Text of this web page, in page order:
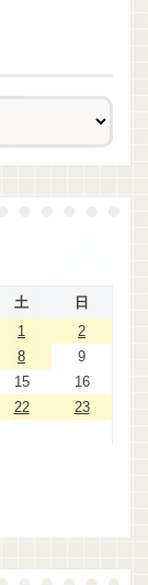
土
日
1
2
8
9
15
16
22
23